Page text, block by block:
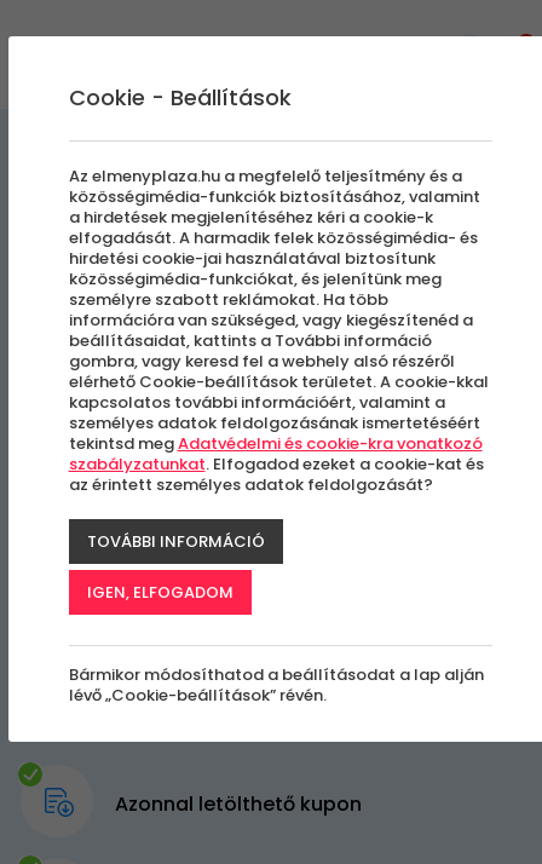
Holisztikus Svédmasszázs
Férfiaknak
Budapest, XIII. kerület
Azonnal letölthető kupon
Cookie - Beállítások
Az elmenyplaza.hu a megfelelő teljesítmény és a
közösségimédia-funkciók biztosításához, valamint
a hirdetések megjelenítéséhez kéri a cookie-k
elfogadását. A harmadik felek közösségimédia- és
hirdetési cookie-jai használatával biztosítunk
közösségimédia-funkciókat, és jelenítünk meg
személyre szabott reklámokat. Ha több
információra van szükséged, vagy kiegészítenéd a
beállításaidat, kattints a További információ
gombra, vagy keresd fel a webhely alsó részéről
elérhető Cookie-beállítások területet. A cookie-kkal
kapcsolatos további információért, valamint a
személyes adatok feldolgozásának ismertetéséért
tekintsd megAdatvédelmi és cookie-kra vonatkozó
szabályzatunkat. Elfogadod ezeket a cookie-kat és
az érintett személyes adatok feldolgozását?
TOVÁBBI INFORMÁCIÓ
IGEN, ELFOGADOM
Bármikor módosíthatod a beállításodat a lap alján
lévő „Cookie-beállítások” révén.